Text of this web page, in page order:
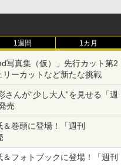
1週間 1カ月
写真集（仮）」先行カット第2
ーカットなど新たな挑戦
んが“少し大人”を見せる「週
売
＆巻頭に登場！「週刊
フォトブックに登場！「週刊